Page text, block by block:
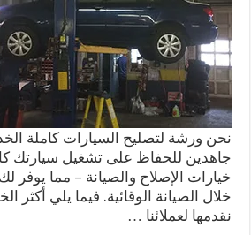
نحن ورشة لتصليح السيارات كاملة
جاهدين للحفاظ على تشغيل سيارتك
خيارات الإصلاح والصيانة – مما يوفر
خلال الصيانة الوقائية. فيما يلي أكثر
نقدمها لعملائنا …